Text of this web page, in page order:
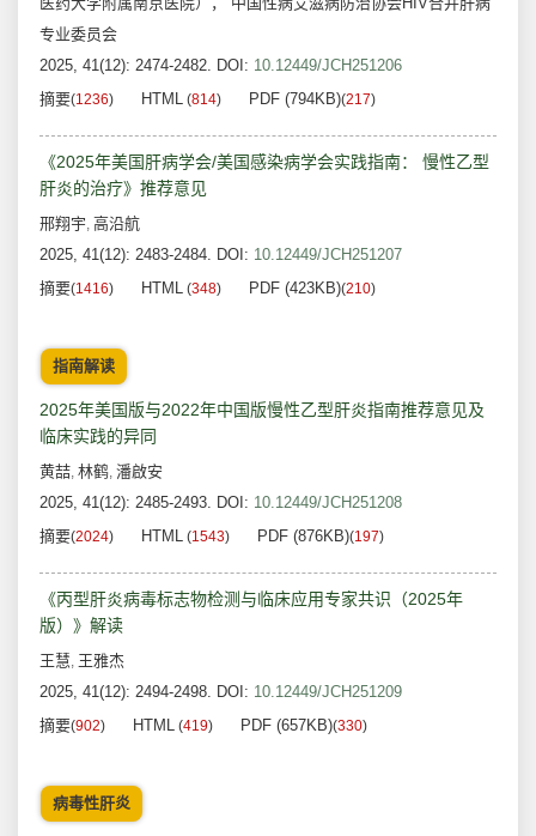
专业委员会
2025, 41(12): 2474-2482. DOI: 10.12449/JCH251206
摘要(1236) HTML (814) PDF (794KB)(217)
《2025年美国肝病学会/美国感染病学会实践指南： 慢性乙型
肝炎的治疗》推荐意见
邢翔宇, 高沿航
2025, 41(12): 2483-2484. DOI: 10.12449/JCH251207
摘要(1416) HTML (348) PDF (423KB)(210)
指南解读
2025年美国版与2022年中国版慢性乙型肝炎指南推荐意见及
临床实践的异同
黄喆, 林鹤, 潘啟安
2025, 41(12): 2485-2493. DOI: 10.12449/JCH251208
摘要(2024) HTML (1543) PDF (876KB)(197)
《丙型肝炎病毒标志物检测与临床应用专家共识（2025年
版）》解读
王慧, 王雅杰
2025, 41(12): 2494-2498. DOI: 10.12449/JCH251209
摘要(902) HTML (419) PDF (657KB)(330)
病毒性肝炎